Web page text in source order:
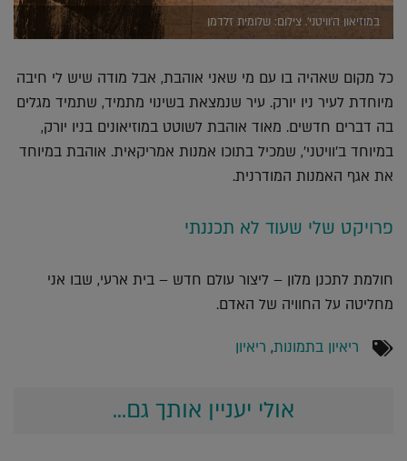
במוזיאון ה'וויטני'. צילום: שלומית זלדמן
כל מקום שאהיה בו עם מי שאני אוהבת, אבל מודה שיש לי חיבה
מיוחדת לעיר ניו יורק. עיר שנמצאת בשינוי מתמיד, שתמיד מגלים
בה דברים חדשים. מאוד אוהבת לשוטט במוזיאונים בניו יורק,
במיוחד ב'וויטני', שמכיל בתוכו אמנות אמריקאית. אוהבת במיוחד
את אגף האמנות המודרנית.
פרויקט שלי שעוד לא תכננתי
חולמת לתכנן מלון – ליצור עולם חדש – בית ארעי, שבו אני
מחליטה על החוויה של האדם.
ריאיון בתמונות, ריאיון
אולי יעניין אותך גם...